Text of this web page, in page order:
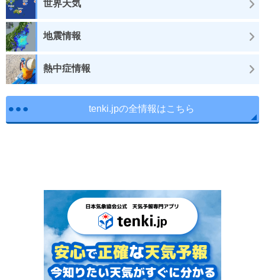
世界天気
地震情報
熱中症情報
tenki.jpの全情報はこちら